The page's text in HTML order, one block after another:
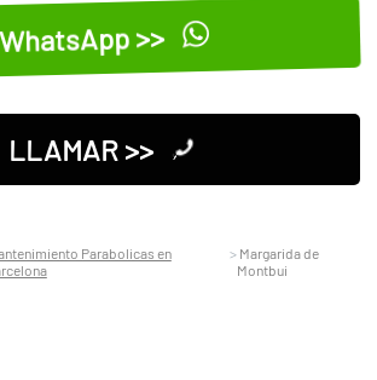
WhatsApp >>
LLAMAR >>
Parabolicas en
Margarida de
Montbui